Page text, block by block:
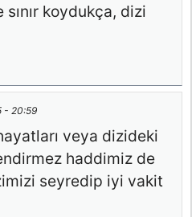
koydukça, dizi
- 20:59
veya dizideki
haddimiz de
seyredip iyi vakit